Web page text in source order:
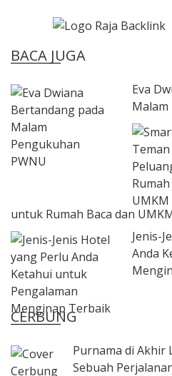
BACA JUGA
Eva
Malam
untuk Rumah Baca dan
Jenis-
Anda
CERBUNG
Purnama di Akhir
Sebuah